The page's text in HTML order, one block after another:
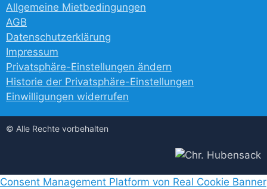
Allgemeine Mietbedingungen
AGB
Datenschutzerklärung
Impressum
Privatsphäre-Einstellungen ändern
Historie der Privatsphäre-Einstellungen
Einwilligungen widerrufen
© Alle Rechte vorbehalten
Consent Management Platform von Real Cookie Banner